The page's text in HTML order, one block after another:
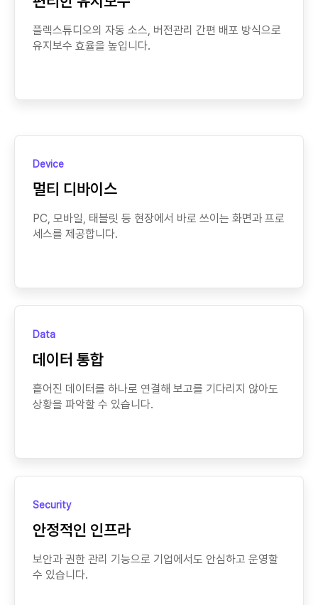
플렉스튜디오의 자동 소스, 버전관리 간편 배포 방식으로
유지보수 효율을 높입니다.
Device
멀티 디바이스
PC, 모바일, 태블릿 등 현장에서 바로 쓰이는 화면과 프로
세스를 제공합니다.
Data
데이터 통합
흩어진 데이터를 하나로 연결해 보고를 기다리지 않아도
상황을 파악할 수 있습니다.
Security
안정적인 인프라
보안과 권한 관리 기능으로 기업에서도 안심하고 운영할
수 있습니다.